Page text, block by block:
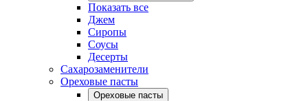
Показать все
Джем
Сиропы
Соусы
Десерты
Сахарозаменители
Ореховые пасты
Ореховые пасты